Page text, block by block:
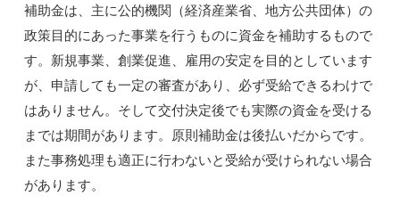
補助金は、主に公的機関（経済産業省、地方公共団体）の
政策目的にあった事業を行うものに資金を補助するもので
す。新規事業、創業促進、雇用の安定を目的としています
が、申請しても一定の審査があり、必ず受給できるわけで
はありません。そして交付決定後でも実際の資金を受ける
までは期間があります。原則補助金は後払いだからです。
また事務処理も適正に行わないと受給が受けられない場合
があります。